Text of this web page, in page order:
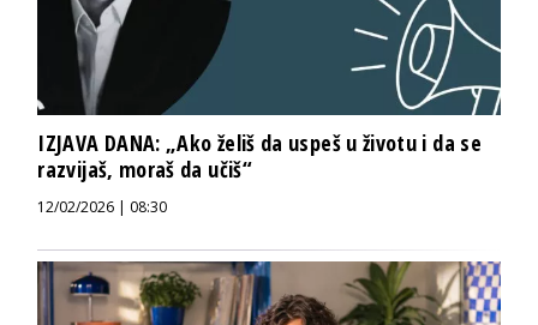
IZJAVA DANA: „Ako želiš da uspeš u životu i da se
razvijaš, moraš da učiš“
12/02/2026 | 08:30